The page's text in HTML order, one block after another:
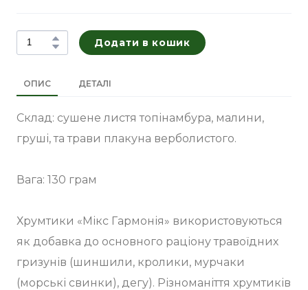
Додати в кошик
ОПИС ДЕТАЛІ
Склад: сушене листя топінамбура, малини,
груші, та трави плакуна верболистого.
Вага: 130 грам
Хрумтики «Мікс Гармонія» використовуються
як добавка до основного раціону травоїдних
гризунів (шиншили, кролики, мурчаки
(морські свинки), дегу). Різноманіття хрумтиків